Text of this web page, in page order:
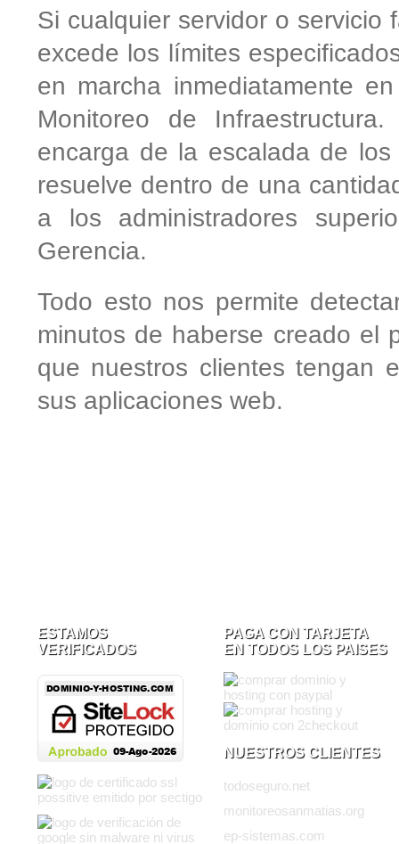
Si cualquier servidor o servicio
excede los límites
en marcha inmediatamente
Monitoreo de
encarga de la escalada de
resuelve dentro de una
a los administradores
Gerencia.
Todo esto nos permite
minutos de haberse creado el
que nuestros clientes tengan
sus aplicaciones web.
ESTAMOS
VERIFICADOS
PAGA CON TARJETA
EN TODOS LOS PAISES
NUESTROS CLIENTES
todoseguro.net
monitoreosanmatias.org
ep-sistemas.com